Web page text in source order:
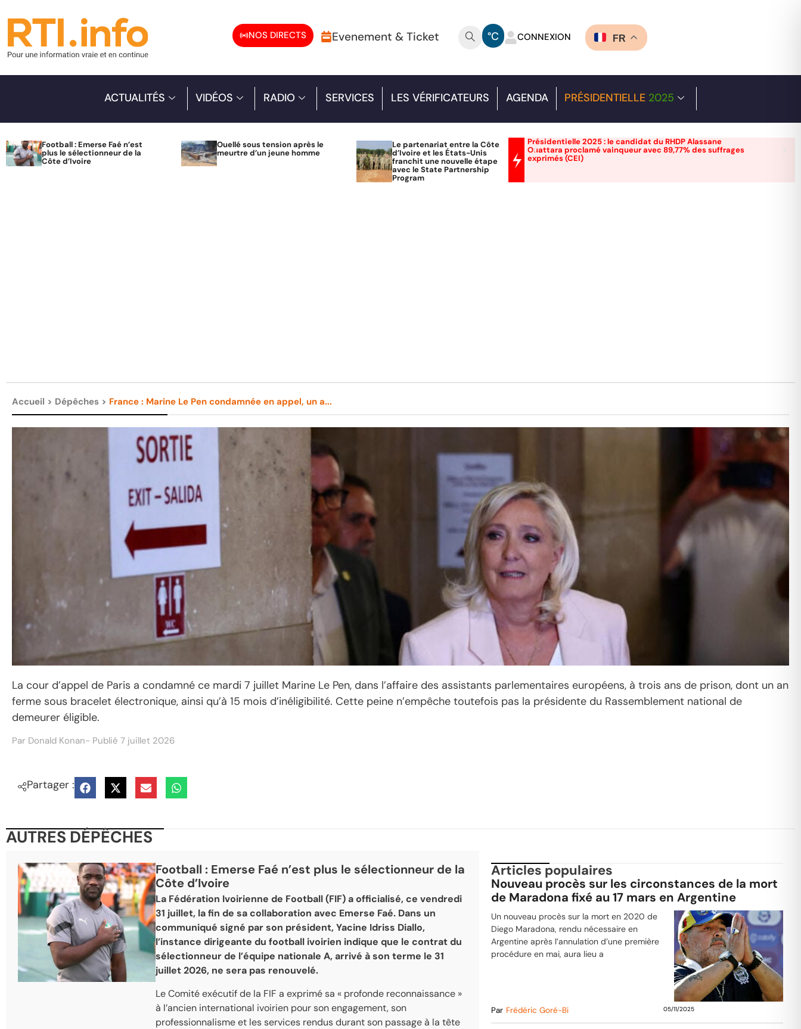
NOS DIRECTS Evenement & Ticket °C CONNEXION FR
ACTUALITÉS VIDÉOS RADIO SERVICES LES VÉRIFICATEURS AGENDA PRÉSIDENTIELLE 2025
Football : Emerse Faé n’est
plus le sélectionneur de la
Côte d’Ivoire
Ouellé sous tension après le
meurtre d’un jeune homme
Le partenariat entre la Côte
d’Ivoire et les États-Unis
franchit une nouvelle étape
avec le State Partnership
Program
Présidentielle 2025 : le candidat du RHDP Alassane
Ouattara proclamé vainqueur avec 89,77% des suffrages
exprimés (CEI)
Accueil > Dépêches > France : Marine Le Pen condamnée en appel, un a...
La cour d’appel de Paris a condamné ce mardi 7 juillet Marine Le Pen, dans l’affaire des assistants parlementaires européens, à trois ans de prison, dont un an
ferme sous bracelet électronique, ainsi qu’à 15 mois d’inéligibilité. Cette peine n’empêche toutefois pas la présidente du Rassemblement national de
demeurer éligible.
Par Donald Konan- Publié 7 juillet 2026
Partager :
AUTRES DÉPÊCHES
Football : Emerse Faé n’est plus le sélectionneur de la
Côte d’Ivoire
La Fédération Ivoirienne de Football (FIF) a officialisé, ce vendredi
31 juillet, la fin de sa collaboration avec Emerse Faé. Dans un
communiqué signé par son président, Yacine Idriss Diallo,
l’instance dirigeante du football ivoirien indique que le contrat du
sélectionneur de l’équipe nationale A, arrivé à son terme le 31
juillet 2026, ne sera pas renouvelé.
Le Comité exécutif de la FIF a exprimé sa « profonde reconnaissance »
à l’ancien international ivoirien pour son engagement, son
professionnalisme et les services rendus durant son passage à la tête
Articles populaires
Nouveau procès sur les circonstances de la mort
de Maradona fixé au 17 mars en Argentine
Un nouveau procès sur la mort en 2020 de
Diego Maradona, rendu nécessaire en
Argentine après l’annulation d’une première
procédure en mai, aura lieu a
Par Frédéric Goré-Bi 05/11/2025